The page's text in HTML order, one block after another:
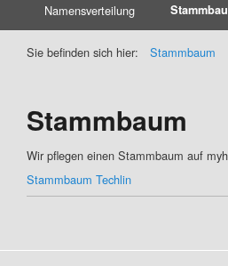
Namensverteilung
Sie befinden sich hier: Stammbaum
Stammbaum
Wir pflegen einen Stammbaum auf
Stammbaum Techlin